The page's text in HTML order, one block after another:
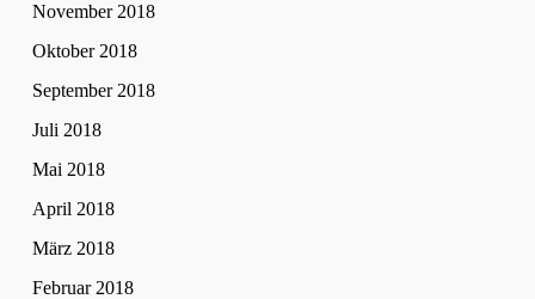
November 2018
Oktober 2018
September 2018
Juli 2018
Mai 2018
April 2018
März 2018
Februar 2018